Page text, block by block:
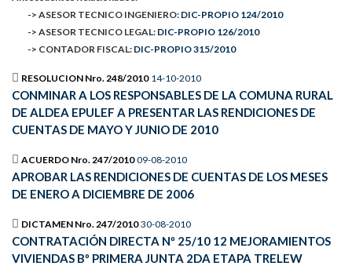
-> ASESOR TECNICO INGENIERO: DIC-PROPIO 124/2010
-> ASESOR TECNICO LEGAL: DIC-PROPIO 126/2010
-> CONTADOR FISCAL: DIC-PROPIO 315/2010
RESOLUCION Nro. 248/2010 14-10-2010
CONMINAR A LOS RESPONSABLES DE LA COMUNA RURAL
DE ALDEA EPULEF A PRESENTAR LAS RENDICIONES DE
CUENTAS DE MAYO Y JUNIO DE 2010
ACUERDO Nro. 247/2010 09-08-2010
APROBAR LAS RENDICIONES DE CUENTAS DE LOS MESES
DE ENERO A DICIEMBRE DE 2006
DICTAMEN Nro. 247/2010 30-08-2010
CONTRATACIÓN DIRECTA Nº 25/10 12 MEJORAMIENTOS
VIVIENDAS Bº PRIMERA JUNTA 2DA ETAPA TRELEW